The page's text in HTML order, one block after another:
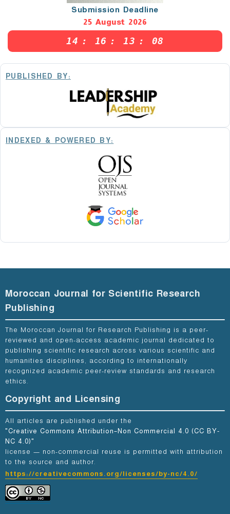
Submission Deadline
25 August 2026
14 : 16 :13 : 07
PUBLISHED BY:
INDEXED & POWERED BY:
Moroccan Journal for Scientific Research
Publishing
The Moroccan Journal for Research Publishing is a peer-
reviewed and open-access academic journal dedicated to
publishing scientific research across various scientific and
humanities disciplines, according to internationally
recognized academic peer-review standards and research
ethics.
Copyright and Licensing
All articles are published under the
"Creative Commons Attribution–Non Commercial 4.0 (CC BY-
NC 4.0)"
license — non-commercial reuse is permitted with attribution
to the source and author.
https://creativecommons.org/licenses/by-nc/4.0/